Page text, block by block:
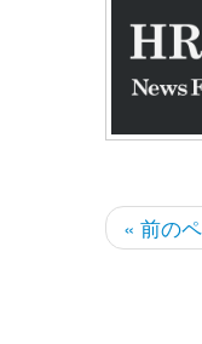
« 前の